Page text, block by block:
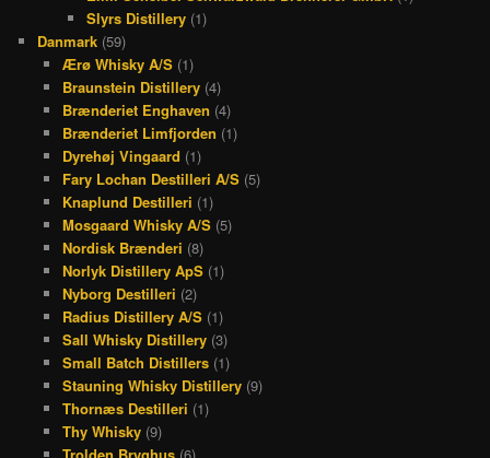
Slyrs Distillery (1)
Danmark (59)
Ærø Whisky A/S(1)
Braunstein Distillery(4)
Brænderiet Enghaven (4)
Brænderiet Limfjorden (1)
Dyrehøj Vingaard (1)
Fary Lochan Destilleri A/S(5)
Knaplund Destilleri (1)
Mosgaard Whisky A/S(5)
Nordisk Brænderi (8)
Norlyk Distillery ApS(1)
Nyborg Destilleri (2)
Radius Distillery A/S(1)
Sall Whisky Distillery(3)
Small Batch Distillers(1)
Stauning Whisky Distillery(9)
Thornæs Destilleri (1)
Thy Whisky(9)
Trolden Bryghus(6)